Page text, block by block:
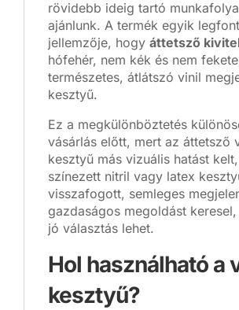
rövidebb ideig tartó
ajánlunk. A termék egyik
jellemzője, hogy áttetsző
hófehér, nem kék és nem
természetes, átlátszó vinil
kesztyű.
Ez a megkülönböztetés
vásárlás előtt, mert az áttetsző
kesztyű más vizuális hatást
színezett nitril vagy latex
visszafogott, semleges
gazdaságos megoldást
jó választás lehet.
Hol használható a
kesztyű?